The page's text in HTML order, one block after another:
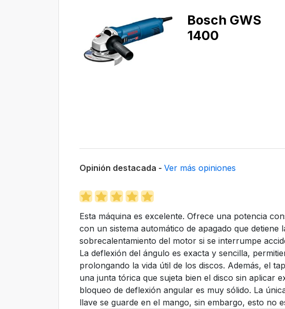
Bosch GWS
1400
Opinión destacada - Ver más opiniones
Esta máquina es excelente. Ofrece una potencia
con un sistema automático de apagado que detiene
sobrecalentamiento del motor si se interrumpe
La deflexión del ángulo es exacta y sencilla,
prolongando la vida útil de los discos. Además, el
una junta tórica que sujeta bien el disco sin aplicar
bloqueo de deflexión angular es muy sólido. La
llave se guarde en el mango, sin embargo, esto no